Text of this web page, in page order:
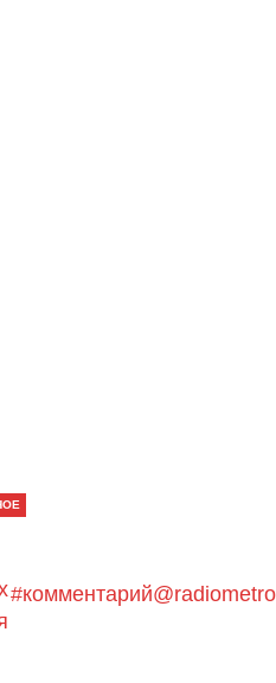
#комментарий@radiometro